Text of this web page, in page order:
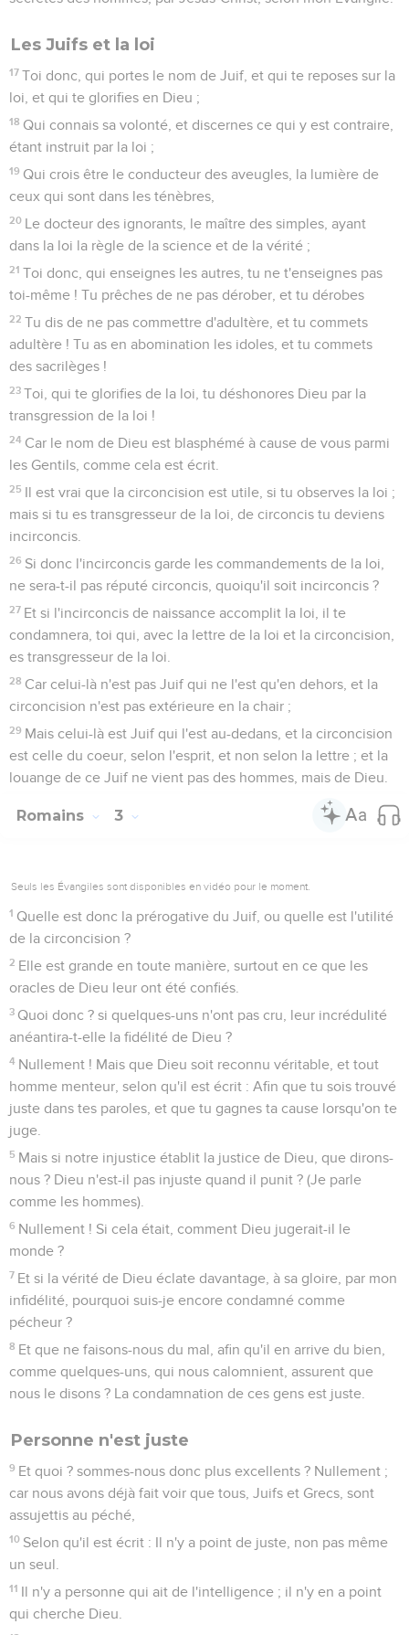
Les Juifs et la loi
17 Toi donc, qui portes le nom de Juif, et qui te reposes sur la
loi, et qui te glorifies en Dieu ;
18 Qui connais sa volonté, et discernes ce qui y est contraire,
étant instruit par la loi ;
19 Qui crois être le conducteur des aveugles, la lumière de
ceux qui sont dans les ténèbres,
20 Le docteur des ignorants, le maître des simples, ayant
dans la loi la règle de la science et de la vérité ;
21 Toi donc, qui enseignes les autres, tu ne t'enseignes pas
toi-même ! Tu prêches de ne pas dérober, et tu dérobes
22 Tu dis de ne pas commettre d'adultère, et tu commets
adultère ! Tu as en abomination les idoles, et tu commets
des sacrilèges !
23 Toi, qui te glorifies de la loi, tu déshonores Dieu par la
transgression de la loi !
24 Car le nom de Dieu est blasphémé à cause de vous parmi
les Gentils, comme cela est écrit.
25 Il est vrai que la circoncision est utile, si tu observes la loi ;
mais si tu es transgresseur de la loi, de circoncis tu deviens
incirconcis.
26 Si donc l'incirconcis garde les commandements de la loi,
ne sera-t-il pas réputé circoncis, quoiqu'il soit incirconcis ?
27 Et si l'incirconcis de naissance accomplit la loi, il te
condamnera, toi qui, avec la lettre de la loi et la circoncision,
es transgresseur de la loi.
28 Car celui-là n'est pas Juif qui ne l'est qu'en dehors, et la
circoncision n'est pas extérieure en la chair ;
29 Mais celui-là est Juif qui l'est au-dedans, et la circoncision
est celle du coeur, selon l'esprit, et non selon la lettre ; et la
louange de ce Juif ne vient pas des hommes, mais de Dieu.
Romains 3
Seuls les Évangiles sont disponibles en vidéo pour le moment.
1 Quelle est donc la prérogative du Juif, ou quelle est l'utilité
de la circoncision ?
2 Elle est grande en toute manière, surtout en ce que les
oracles de Dieu leur ont été confiés.
3 Quoi donc ? si quelques-uns n'ont pas cru, leur incrédulité
anéantira-t-elle la fidélité de Dieu ?
4 Nullement ! Mais que Dieu soit reconnu véritable, et tout
homme menteur, selon qu'il est écrit : Afin que tu sois trouvé
juste dans tes paroles, et que tu gagnes ta cause lorsqu'on te
juge.
5 Mais si notre injustice établit la justice de Dieu, que dirons-
nous ? Dieu n'est-il pas injuste quand il punit ? (Je parle
comme les hommes).
6 Nullement ! Si cela était, comment Dieu jugerait-il le
monde ?
7 Et si la vérité de Dieu éclate davantage, à sa gloire, par mon
infidélité, pourquoi suis-je encore condamné comme
pécheur ?
8 Et que ne faisons-nous du mal, afin qu'il en arrive du bien,
comme quelques-uns, qui nous calomnient, assurent que
nous le disons ? La condamnation de ces gens est juste.
Personne n'est juste
9 Et quoi ? sommes-nous donc plus excellents ? Nullement ;
car nous avons déjà fait voir que tous, Juifs et Grecs, sont
assujettis au péché,
10 Selon qu'il est écrit : Il n'y a point de juste, non pas même
un seul.
11 Il n'y a personne qui ait de l'intelligence ; il n'y en a point
qui cherche Dieu.